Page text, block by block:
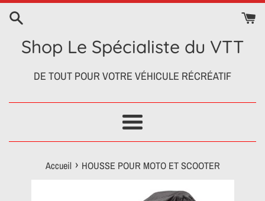
Passer
contenuShop Le Spécialiste du VTT
DE TOUT POUR VOTRE VÉHICULE RÉCRÉATIF
Menu
Accueil › HOUSSE POUR MOTO ET SCOOTER